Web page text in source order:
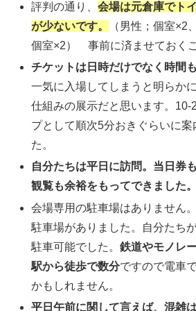
評判の通り、会場は元倉庫でト
が少ないです。
（男性；個室×2
個室×2） 事前に済ませておく
チケットは日時だけでなく時間
一気に入場してしまうと明らか
仕組みの展示だと思います。10-
プとして順次5分おきぐらいに
た。
自分たちは平日に訪問。当日券
観覧も余裕をもってできました。
会場専用の駐車場はありません
駐車場がありました。自分たち
駐車可能でした。鉄道やモノレ
駅から徒歩で数分ですので電車
かもしれません。
平日午前に関して言えば、混雑